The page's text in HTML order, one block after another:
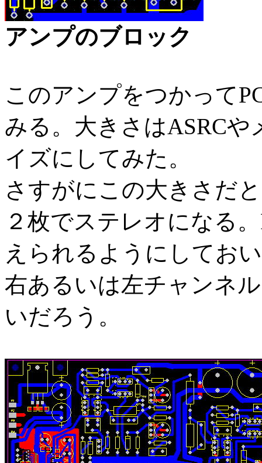
アンプのブロック
このアンプをつかって
みる。大きさはASRC
イズにしてみた。
さすがにこの大きさだ
２枚でステレオになる
えられるようにしてお
右あるいは左チャンネ
いだろう。